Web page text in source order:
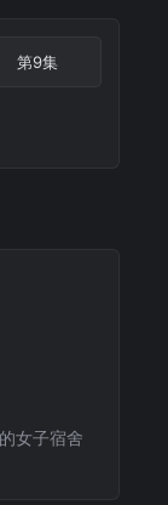
第9集
女子宿舍